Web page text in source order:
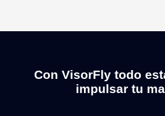
Con VisorFly todo
impulsar tu